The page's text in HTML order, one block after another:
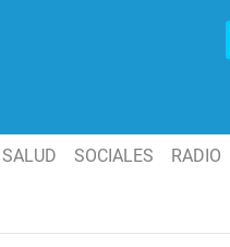
SALUD SOCIALES RADIO